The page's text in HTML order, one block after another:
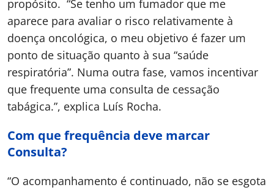
propósito. “Se tenho um fumador que me
aparece para avaliar o risco relativamente à
doença oncológica, o meu objetivo é fazer um
ponto de situação quanto à sua “saúde
respiratória”. Numa outra fase, vamos incentivar
que frequente uma consulta de cessação
tabágica.”, explica Luís Rocha.
Com que frequência deve marcar
Consulta?
“O acompanhamento é continuado, não se esgota